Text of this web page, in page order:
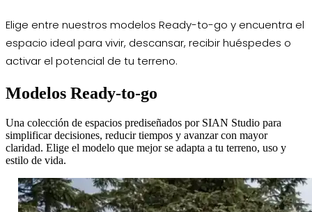
Elige entre nuestros modelos Ready-to-go y encuentra el
espacio ideal para vivir, descansar, recibir huéspedes o
activar el potencial de tu terreno.
Modelos Ready-to-go
Una colección de espacios prediseñados por SIAN Studio para
simplificar decisiones, reducir tiempos y avanzar con mayor
claridad. Elige el modelo que mejor se adapta a tu terreno, uso y
estilo de vida.